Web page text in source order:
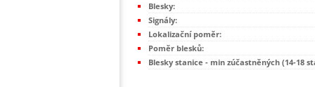
Blesky:
Signály:
Lokalizační poměr:
Poměr blesků:
Blesky stanice - min zúčastněných (14-18